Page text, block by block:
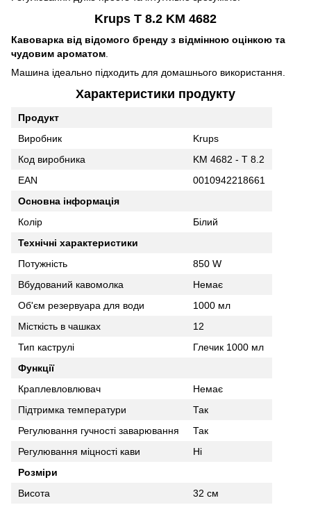
Krups T 8.2 KM 4682
Кавоварка від відомого бренду з відмінною оцінкою та
чудовим ароматом
Машина ідеально підходить для домашнього використання.
Характеристики продукту
Продукт
Виробник
Krups
Код виробника
KM 4682 - T 8.2
EAN
0010942218661
Основна інформація
Колір
Білий
Технічні характеристики
Потужність
850 W
Вбудований кавомолка
Немає
Об'єм резервуара для води
1000 мл
Місткість в чашках
12
Тип каструлі
Глечик 1000 мл
Функції
Краплевловлювач
Немає
Підтримка температури
Так
Регулювання гучності заварювання
Так
Регулювання міцності кави
Ні
Розміри
Висота
32 см